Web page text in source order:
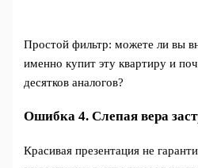
Простой фильтр: можете ли вы
именно купит эту квартиру и
десятков аналогов?
Ошибка 4. Слепая вера
Красивая презентация не